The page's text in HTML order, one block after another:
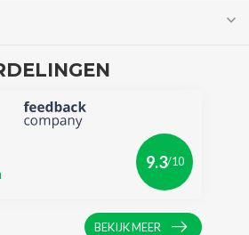
9.3/10
BEKIJK MEER